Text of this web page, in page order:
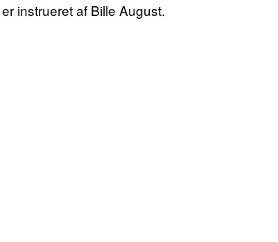
instrueret af Bille August.